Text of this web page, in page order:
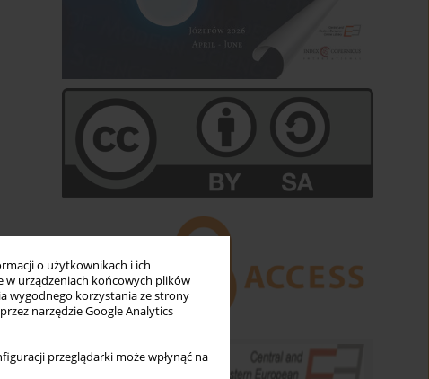
o użytkownikach i ich
urządzeniach końcowych plików
wygodnego korzystania ze strony
narzędzie Google Analytics
przeglądarki może wpłynąć na